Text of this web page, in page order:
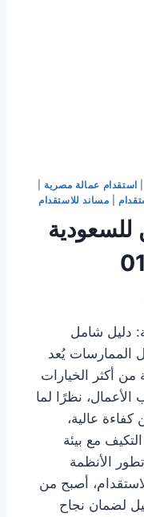
استقدام عمالة مصرية
| مساند للاستقدام
للسعودية
دليل شامل
الممارسات يُعد
أكثر الخيارات
الأعمال، نظرًا لما
عالية،
مع بيئة
الأنظمة
أصبح من
لضمان نجاح